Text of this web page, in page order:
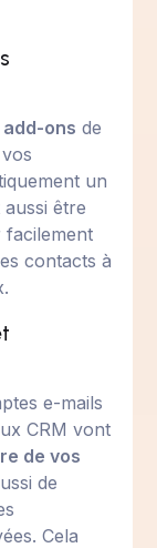
add-ons de
un
être
facilement
contacts à
e-mails
CRM vont
de vos
de
Cela